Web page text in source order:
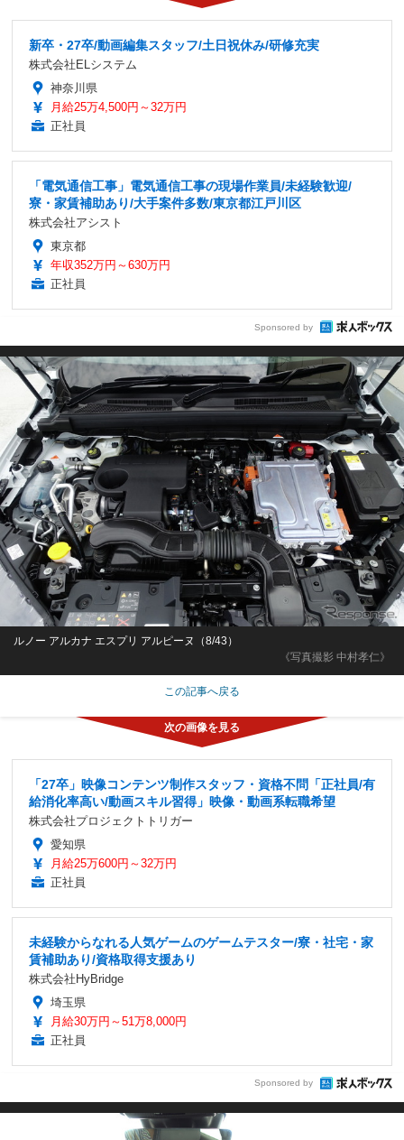
新卒・27卒/動画編集スタッフ/土日祝休み/研修充実
株式会社ELシステム
神奈川県
月給25万4,500円～32万円
正社員
「電気通信工事」電気通信工事の現場作業員/未経験歓迎/
寮・家賃補助あり/大手案件多数/東京都江戸川区
株式会社アシスト
東京都
年収352万円～630万円
正社員
Sponsored by
《写真撮影 中村孝仁》
ルノー アルカナ エスプリ アルピーヌ（8/43）
この記事へ戻る
「27卒」映像コンテンツ制作スタッフ・資格不問「正社員/有
給消化率高い/動画スキル習得」映像・動画系転職希望
株式会社プロジェクトトリガー
愛知県
月給25万600円～32万円
正社員
未経験からなれる人気ゲームのゲームテスター/寮・社宅・家
賃補助あり/資格取得支援あり
株式会社HyBridge
埼玉県
月給30万円～51万8,000円
正社員
Sponsored by